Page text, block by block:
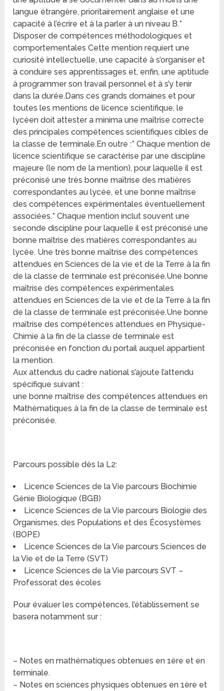
langue étrangère, prioritairement anglaise et une
capacité à l’écrire et à la parler à un niveau B.*
Disposer de compétences méthodologiques et
comportementales Cette mention requiert une
curiosité intellectuelle, une capacité à s’organiser et
à conduire ses apprentissages et, enfin, une aptitude
à programmer son travail personnel et à s’y tenir
dans la durée.Dans ces grands domaines et pour
toutes les mentions de licence scientifique, le
lycéen doit attester a minima une maîtrise correcte
des principales compétences scientifiques cibles de
la classe de terminale.En outre :* Chaque mention de
licence scientifique se caractérise par une discipline
majeure (le nom de la mention), pour laquelle il est
préconisé une très bonne maîtrise des matières
correspondantes au lycée, et une bonne maîtrise
des compétences expérimentales éventuellement
associées.* Chaque mention inclut souvent une
seconde discipline pour laquelle il est préconisé une
bonne maîtrise des matières correspondantes au
lycée. Une très bonne maîtrise des compétences
attendues en Sciences de la vie et de la Terre à la fin
de la classe de terminale est préconisée.Une bonne
maîtrise des compétences expérimentales
attendues en Sciences de la vie et de la Terre à la fin
de la classe de terminale est préconisée.Une bonne
maîtrise des compétences attendues en Physique-
Chimie à la fin de la classe de terminale est
préconisée en fonction du portail auquel appartient
la mention.
Aux attendus du cadre national s’ajoute l’attendu
spécifique suivant :
une bonne maîtrise des compétences attendues en
Mathématiques à la fin de la classe de terminale est
préconisée.
Parcours possible dès la L2:
Licence Sciences de la Vie parcours Biochimie
Génie Biologique (BGB)
Licence Sciences de la Vie parcours Biologie des
Organismes, des Populations et des Écosystèmes
(BOPE)
Licence Sciences de la Vie parcours Sciences de
la Vie et de la Terre (SVT)
Licence Sciences de la Vie parcours SVT –
Professorat des écoles
Pour évaluer les compétences, l’établissement se
basera notamment sur :
– Notes en mathématiques obtenues en 1ère et en
terminale.
– Notes en sciences physiques obtenues en 1ère et